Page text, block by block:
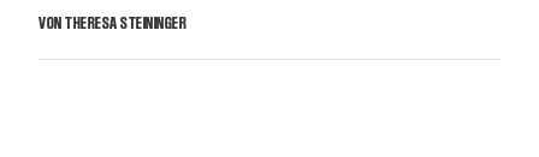
VON THERESA STEININGER